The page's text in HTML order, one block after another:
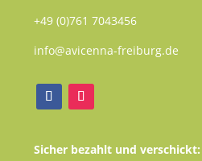
+49 (0)761 7043456
info@avicenna-freiburg.de
Sicher bezahlt und verschickt: